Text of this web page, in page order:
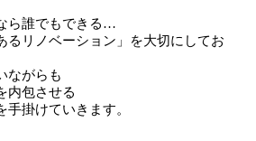
ら誰でもできる…
るリノベーション」を大切にしてお
ながらも
内包させる
掛けていきます。